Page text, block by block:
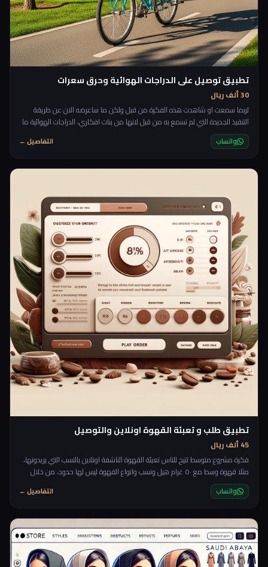
تطبيق توصيل على الدراجات الهوائية وحرق سعرات
30 ألف ريال
لربما سمعت او شاهدت هذه الفكرة من قبل ولكن ما ساعرضه الان عن طريقة
التنفيذ الجديدة التي لم تسمع به من قبل لانها من بنات افكاري، الدراجات الهوائية ما
يميزها انها متعبة وتحتاج لصرف طاقة وسعرات وقد يفقد الذي يعمل على التوصيل
باستخدام الدراجات الهوائية 1 كيلو في الاسبوع من وزنه ولربما اكثر او اقل! وهنا بيت
القصيد سنضرب عصفورين بحجر واحد من خلال توفير بديل مدفوع للنادي الرياضي،
يعني الشخص الي يعمل مع ا
واتساب التفاصيل ←
تطبيق طلب و تعبئة القهوة اونلاين والتوصيل
45 ألف ريال
فكرة مشروع متوسط تتيح للناس تعبئة القهوة الناشفة اونلاين بالنسب التي يريدونها،
مثلا قهوة وسط مع ٥٠ غرام هيل ونسب وانواع القهوة ليس لها حدود، من خلال
منصة تعبئة القهوة بامكان الزبائن تحديد النسب التي يريدونها لقهوتهم ثم تحديد
الكمية واضافة العنوان للتواصيل، ومن خلال المنصة ايضا يتم اظهار اخر الطلبيات التي
تمت وبامكان اشخاص اخرين نسخ النسب وطلبها لانفسهم.
واتساب التفاصيل ←